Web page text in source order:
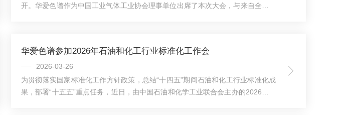
开。华爱色谱作为中国工业气体工业协会理事单位出席了本次大会，与来自全国的
连任中国工业气体工业协会理事单位，方华先生再次被聘选为该协会的第十届理事
会的理事。华爱色谱长期深耕气相色谱研发与工...
华爱色谱参加2026年石油和化工行业标准化工作会
2026-03-26
为贯彻落实国家标准化工作方针政策，总结“十四五”期间石油和化工行业标准化成
果，部署“十五五”重点任务，近日，由中国石油和化学工业联合会主办的2026年石